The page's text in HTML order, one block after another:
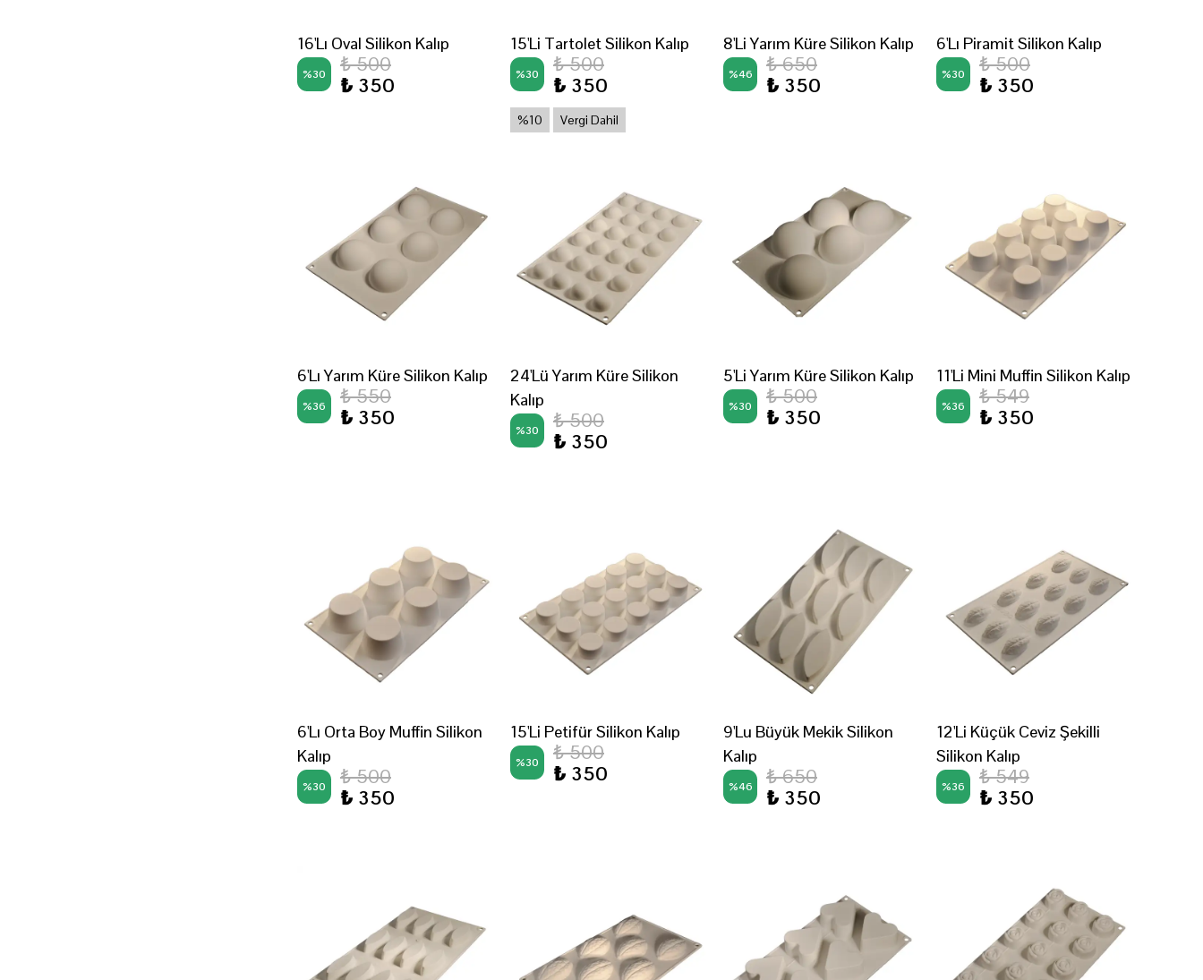
16'Lı Oval Silikon Kalıp
%30
₺ 500
₺ 350
15'Li Tartolet Silikon Kalıp
%30
₺ 500
₺ 350
%10 Vergi Dahil
8'Li Yarım Küre Silikon Kalıp
%46
₺ 650
₺ 350
6'Lı Piramit Silikon Kalıp
%30
₺ 500
₺ 350
6'Lı Yarım Küre Silikon Kalıp
%36
₺ 550
₺ 350
24'Lü Yarım Küre Silikon
Kalıp
%30
₺ 500
₺ 350
5'Li Yarım Küre Silikon Kalıp
%30
₺ 500
₺ 350
11'Li Mini Muffin Silikon Kalıp
%36
₺ 549
₺ 350
6'Lı Orta Boy Muffin Silikon
Kalıp
%30
₺ 500
₺ 350
15'Li Petifür Silikon Kalıp
%30
₺ 500
₺ 350
9'Lu Büyük Mekik Silikon
Kalıp
%46
₺ 650
₺ 350
12'Li Küçük Ceviz Şekilli
Silikon Kalıp
%36
₺ 549
₺ 350